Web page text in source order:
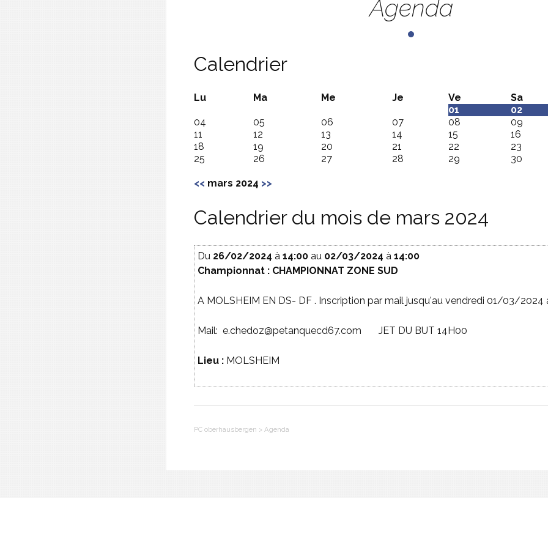
Agenda
Calendrier
Lu Ma Me Je Ve Sa
01
02
04
05 06 07 08 09
11
12 13 14 15 16
18
19 20 21 22 23
25
26 27 28 29 30
<< mars 2024 >>
Calendrier du mois de mars 2024
Du 26/02/2024 à 14:00 au 02/03/2024 à 14:00
Championnat : CHAMPIONNAT ZONE SUD
A MOLSHEIM EN DS- DF . Inscription par mail jusqu'au vendredi 01/03/2024
Mail: e.chedoz@petanquecd67.com JET DU BUT 14H00
Lieu : MOLSHEIM
PC oberhausbergen > Agenda